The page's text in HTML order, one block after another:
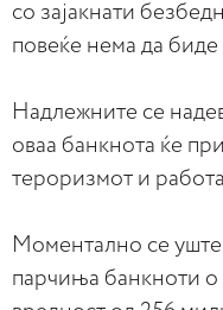
со зајакнати
повеќе нема да биде
Надлежните се
оваа банкнота ќе
тероризмот и
Моментално се
парчиња банкноти